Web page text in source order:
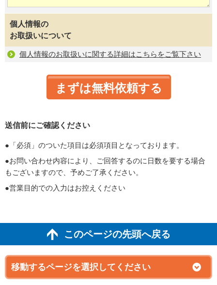
個人情報の
お取扱いについて
個人情報のお取扱いに関する詳細はこちらをご覧下さい
送信前にご確認ください
●「必須」のついた項目は必須項目となっております。
●お問い合わせ内容により、ご回答するのに日数を要する場合
もございますので、予めご了承ください。
●営業目的での入力はお控えください
このページの先頭へ戻る